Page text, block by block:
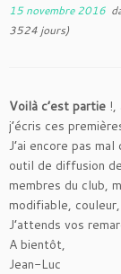
15 novembre 2016
3524 jours)
Voilà c’est partie !,
j’écris ces
J’ai encore pas
outil de diffusion
membres du club,
modifiable,
J’attends vos
A bientôt,
Jean-Luc